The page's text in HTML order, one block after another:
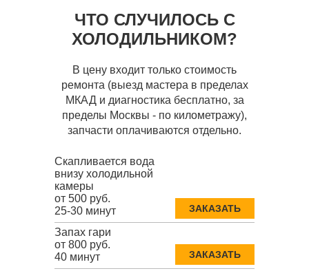
ЧТО СЛУЧИЛОСЬ С
ХОЛОДИЛЬНИКОМ?
В цену входит только стоимость
ремонта (выезд мастера в пределах
МКАД и диагностика бесплатно, за
пределы Москвы - по километражу),
запчасти оплачиваются отдельно.
Скапливается вода
внизу холодильной
камеры
от 500 руб.
25-30 минут
ЗАКАЗАТЬ
Запах гари
от 800 руб.
40 минут
ЗАКАЗАТЬ